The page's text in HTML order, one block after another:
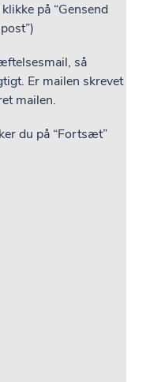
på “Gensend
så
Er mailen skrevet
mailen.
du på “Fortsæt”